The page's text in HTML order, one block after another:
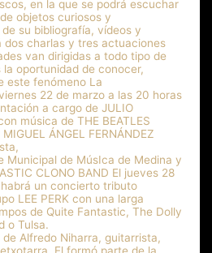
en la que se podrá escuchar
objetos curiosos y
su bibliografía, vídeos y
dos charlas y tres actuaciones
van dirigidas a todo tipo de
oportunidad de conocer,
este fenómeno La
22 de marzo a las 20 horas
a cargo de JULIO
música de THE BEATLES
ÁNGEL FERNÁNDEZ
Municipal de MúsIca de Medina y
CLONO BAND El jueves 28
un concierto tributo
LEE PERK con una larga
de Quite Fantastic, The Dolly
o Tulsa.
de Alfredo Niharra, guitarrista,
El formó parte de la